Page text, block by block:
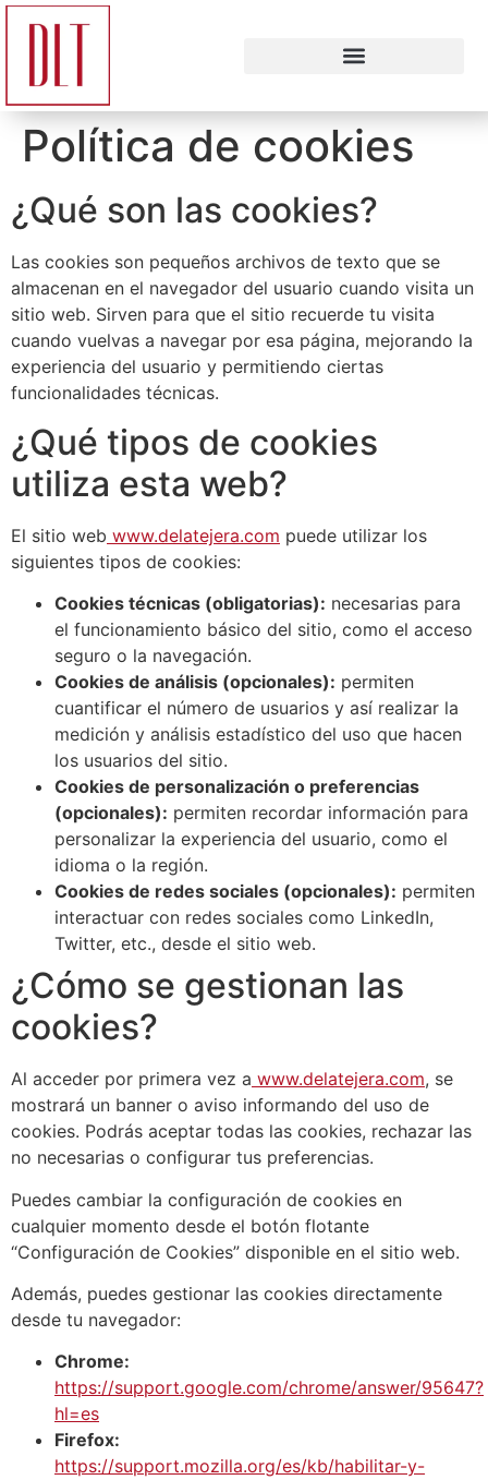
Política de cookies
¿Qué son las cookies?
Las cookies son pequeños archivos de texto que se
almacenan en el navegador del usuario cuando visita un
sitio web. Sirven para que el sitio recuerde tu visita
cuando vuelvas a navegar por esa página, mejorando la
experiencia del usuario y permitiendo ciertas
funcionalidades técnicas.
¿Qué tipos de cookies
utiliza esta web?
El sitio web www.delatejera.com puede utilizar los
siguientes tipos de cookies:
Cookies técnicas (obligatorias): necesarias para
el funcionamiento básico del sitio, como el acceso
seguro o la navegación.
Cookies de análisis (opcionales): permiten
cuantificar el número de usuarios y así realizar la
medición y análisis estadístico del uso que hacen
los usuarios del sitio.
Cookies de personalización o preferencias
(opcionales): permiten recordar información para
personalizar la experiencia del usuario, como el
idioma o la región.
Cookies de redes sociales (opcionales): permiten
interactuar con redes sociales como LinkedIn,
Twitter, etc., desde el sitio web.
¿Cómo se gestionan las
cookies?
Al acceder por primera vez a www.delatejera.com, se
mostrará un banner o aviso informando del uso de
cookies. Podrás aceptar todas las cookies, rechazar las
no necesarias o configurar tus preferencias.
Puedes cambiar la configuración de cookies en
cualquier momento desde el botón flotante
“Configuración de Cookies” disponible en el sitio web.
Además, puedes gestionar las cookies directamente
desde tu navegador:
Chrome:
https://support.google.com/chrome/answer/95647?
hl=es
Firefox:
https://support.mozilla.org/es/kb/habilitar-y-